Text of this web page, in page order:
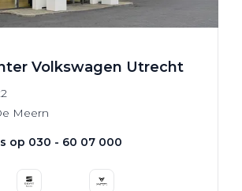
Volkswagen Utrecht
Meern
op 030 - 60 07 000